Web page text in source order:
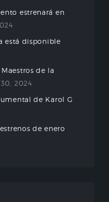
estrenará en
está disponible
de la
2024
de Karol G
de enero